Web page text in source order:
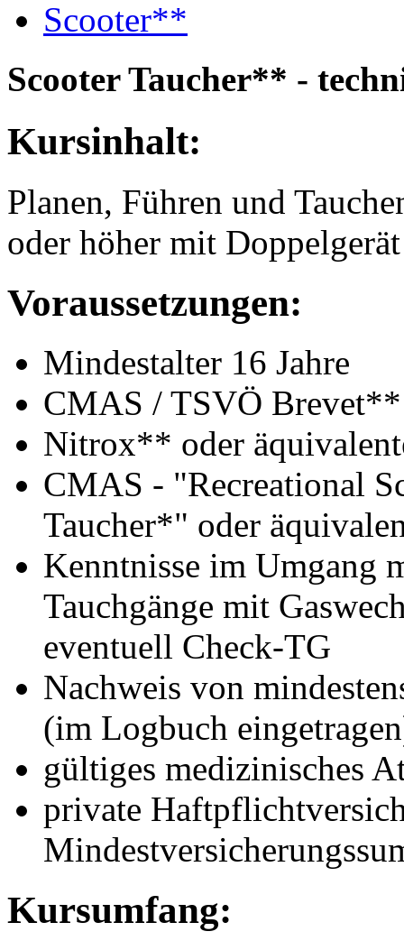
Scooter**
Scooter Taucher** -
Kursinhalt:
Planen, Führen und
oder höher mit
Voraussetzungen:
Mindestalter 16 Jahre
CMAS / TSVÖ
Nitrox** oder
CMAS - "Recreational
Taucher*" oder
Kenntnisse im Umgang
Tauchgänge mit
eventuell Check-TG
Nachweis von
(im Logbuch
gültiges medizinisches
private
Kursumfang: